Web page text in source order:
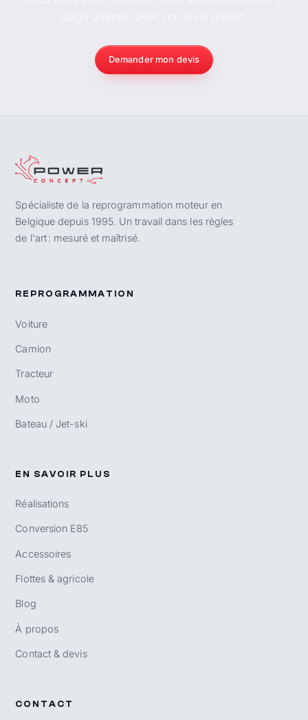
Demander mon devis
Spécialiste de la reprogrammation moteur en
Belgique depuis 1995. Un travail dans les règles
de l'art : mesuré et maîtrisé.
REPROGRAMMATION
Voiture
Camion
Tracteur
Moto
Bateau / Jet-ski
EN SAVOIR PLUS
Réalisations
Conversion E85
Accessoires
Flottes & agricole
Blog
À propos
Contact & devis
CONTACT